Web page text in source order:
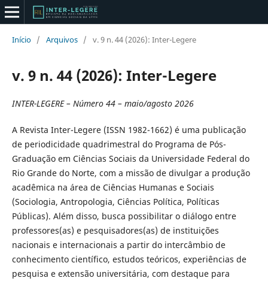
Início / Arquivos / v. 9 n. 44 (2026): Inter-Legere
v. 9 n. 44 (2026): Inter-Legere
INTER-LEGERE – Número 44 – maio/agosto 2026
A Revista Inter-Legere (ISSN 1982-1662) é uma publicação
de periodicidade quadrimestral do Programa de Pós-
Graduação em Ciências Sociais da Universidade Federal do
Rio Grande do Norte, com a missão de divulgar a produção
acadêmica na área de Ciências Humanas e Sociais
(Sociologia, Antropologia, Ciências Política, Políticas
Públicas). Além disso, busca possibilitar o diálogo entre
professores(as) e pesquisadores(as) de instituições
nacionais e internacionais a partir do intercâmbio de
conhecimento científico, estudos teóricos, experiências de
pesquisa e extensão universitária, com destaque para